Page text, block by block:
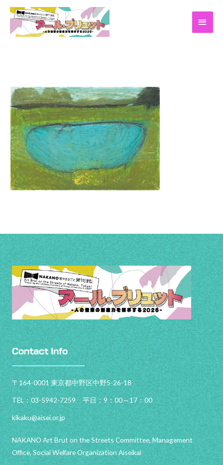
Contact Info
〒164-0001 東京都中野区中野5-26-18
TEL：03-5942-7259 平日：9：00～17：00
kikaku@aisei.or.jp
NAKANO Art Brut on the Streets Committee, Management
Office, Social Welfare Organization Aiseikai